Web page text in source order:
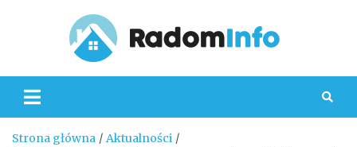
Strona główna
Aktualności